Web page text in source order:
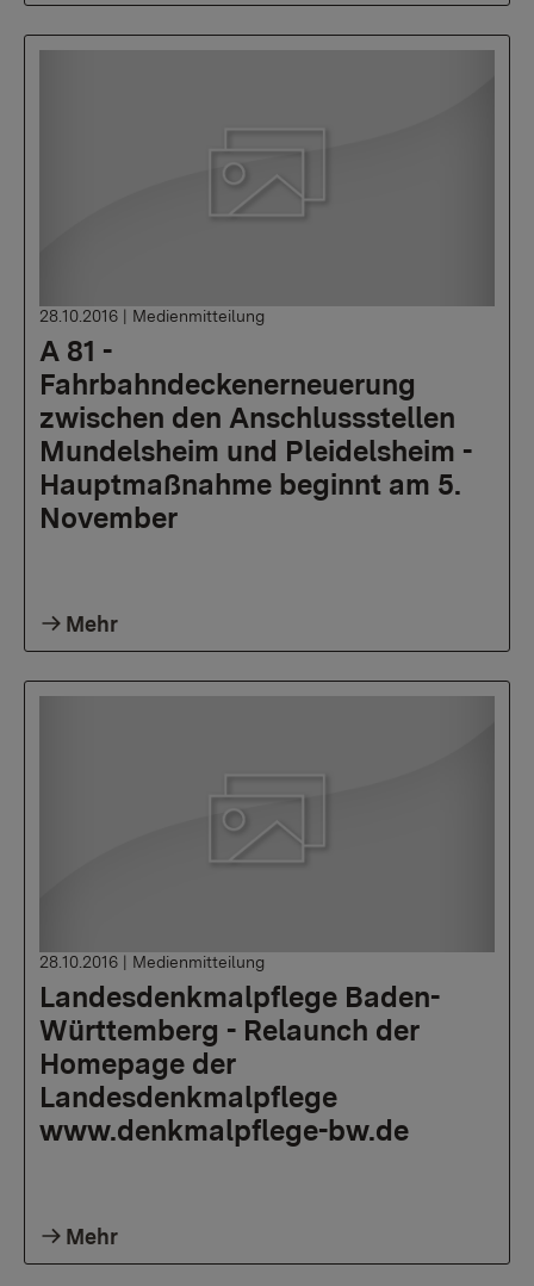
A 81 -
Fahrbahndeckenerneuerung
zwischen den Anschlussstellen
Mundelsheim und Pleidelsheim -
Hauptmaßnahme beginnt am 5.
November
28.10.2016 | Medienmitteilung
Mehr
Landesdenkmalpflege Baden-
Württemberg - Relaunch der
Homepage der
Landesdenkmalpflege
www.denkmalpflege-bw.de
28.10.2016 | Medienmitteilung
Mehr